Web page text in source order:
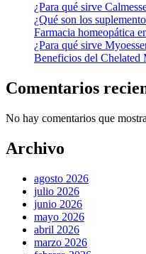
¿Para qué sirve
¿Qué son los
Farmacia homeopática
¿Para qué sirve
Beneficios del Chelated
Comentarios
No hay comentarios que
Archivo
agosto 2026
julio 2026
junio 2026
mayo 2026
abril 2026
marzo 2026